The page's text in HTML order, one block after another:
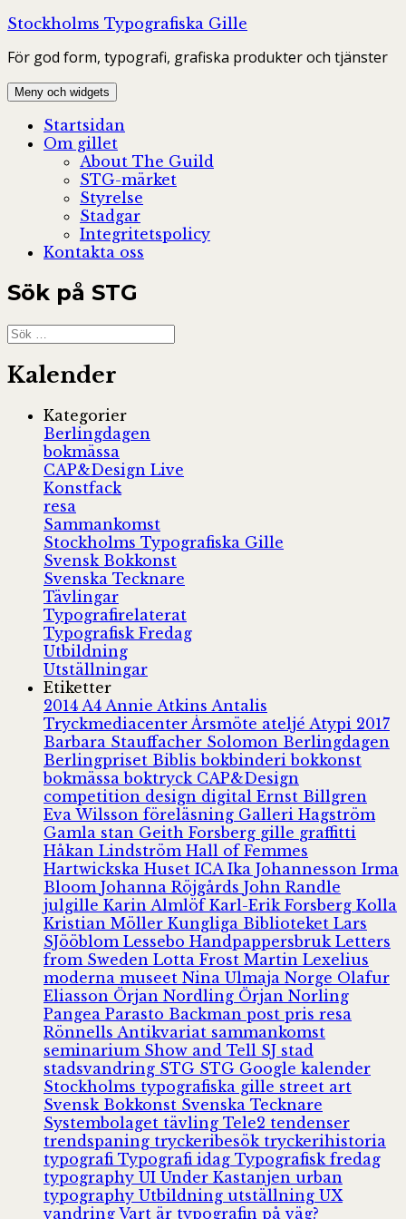
Hoppa
innehåll
Stockholms Typografiska Gille
För god form, typografi, grafiska produkter och tjänster
Meny och widgets
Startsidan
Om gillet
About The Guild
STG-märket
Styrelse
Stadgar
Integritetspolicy
Kontakta oss
Sök på STG
Sök
efter:
Kalender
Kategorier
Berlingdagen
bokmässa
CAP&Design Live
Konstfack
resa
Sammankomst
Stockholms Typografiska Gille
Svensk Bokkonst
Svenska Tecknare
Tävlingar
Typografirelaterat
Typografisk Fredag
Utbildning
Utställningar
Etiketter
2014 A4 Annie Atkins Antalis
Tryckmediacenter Årsmöte ateljé Atypi 2017
Barbara Stauffacher Solomon Berlingdagen
Berlingpriset Biblisbokbinderibokkonst
bokmässaboktryck CAP&Design
competition design digital Ernst Billgren
Eva Wilsson föreläsning Galleri Hagström
Gamla stan Geith Forsberg gille graffitti
Håkan Lindström Hall of Femmes
Hartwickska Huset ICA Ika Johannesson Irma
Bloom Johanna Röjgårds John Randle
julgille Karin Almlöf Karl-Erik Forsberg Kolla
Kristian Möller Kungliga Biblioteket Lars
SJööblom Lessebo Handpappersbruk Letters
from Sweden Lotta Frost Martin Lexelius
moderna museet Nina Ulmaja Norge Olafur
Eliasson Örjan Nordling Örjan Norling
Pangea Parasto Backman post pris resa
Rönnells Antikvariat sammankomst
seminarium Show and Tell SJ stad
stadsvandring STG STG Google kalender
Stockholms typografiska gille street art
Svensk Bokkonst Svenska Tecknare
Systembolaget tävling Tele2 tendenser
trendspaning tryckeribesök tryckerihistoria
typografi Typografi idag Typografisk fredag
typography UI Under Kastanjen urban
typography Utbildning utställning UX
vandring Vart är typografin på väg?